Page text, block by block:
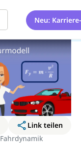
Neu:
Link teilen
Fahrdynamik